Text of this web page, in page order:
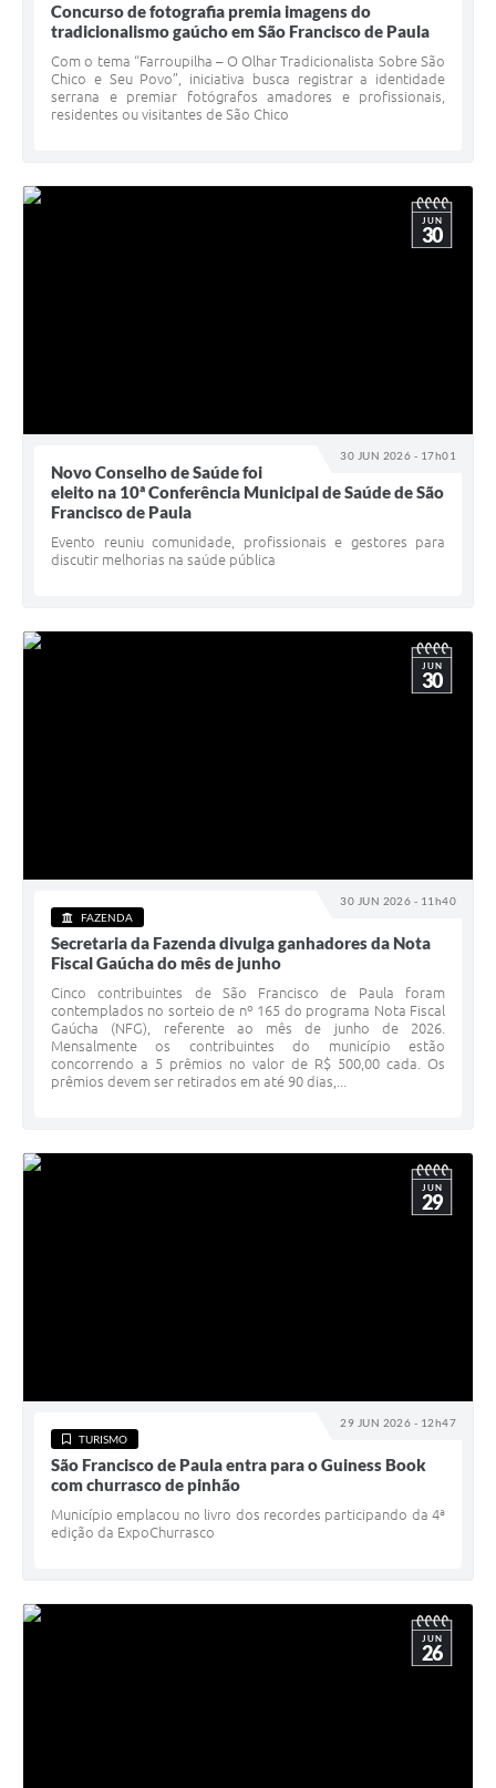
Concurso de fotografia premia imagens do
tradicionalismo gaúcho em São Francisco de Paula
Com o tema “Farroupilha – O Olhar Tradicionalista Sobre São
Chico e Seu Povo”, iniciativa busca registrar a identidade
serrana e premiar fotógrafos amadores e profissionais,
residentes ou visitantes de São Chico
30 JUN 2026 - 17h01
JUN
30
Novo Conselho de Saúde foi
eleito na 10ª Conferência Municipal de Saúde de São
Francisco de Paula
Evento reuniu comunidade, profissionais e gestores para
discutir melhorias na saúde pública
30 JUN 2026 - 11h40
JUN
30
FAZENDA
Secretaria da Fazenda divulga ganhadores da Nota
Fiscal Gaúcha do mês de junho
Cinco contribuintes de São Francisco de Paula foram
contemplados no sorteio de nº 165 do programa Nota Fiscal
Gaúcha (NFG), referente ao mês de junho de 2026.
Mensalmente os contribuintes do município estão
concorrendo a 5 prêmios no valor de R$ 500,00 cada. Os
prêmios devem ser retirados em até 90 dias,...
29 JUN 2026 - 12h47
JUN
29
TURISMO
São Francisco de Paula entra para o Guiness Book
com churrasco de pinhão
Município emplacou no livro dos recordes participando da 4ª
edição da ExpoChurrasco
JUN
26